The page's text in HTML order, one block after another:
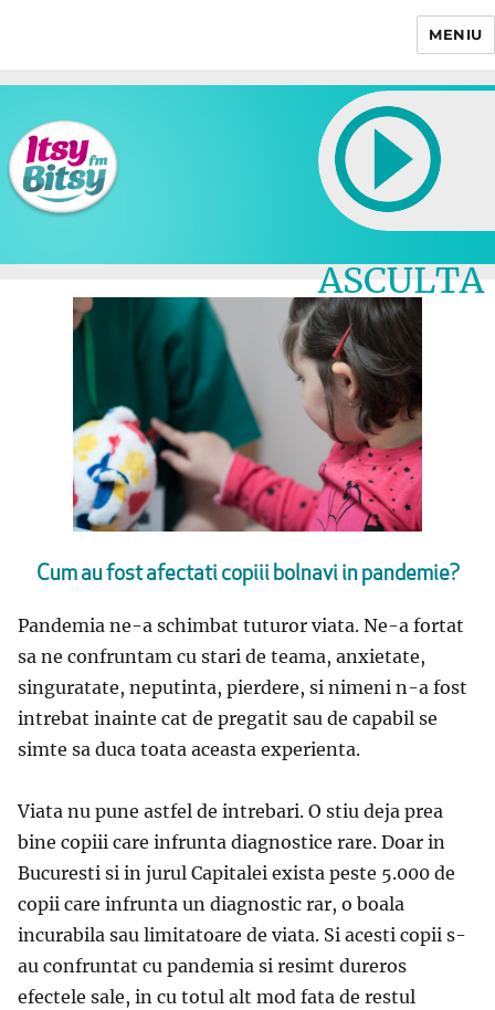
MENIU
ASCULTA
LIVE
Cum au fost afectati copiii bolnavi in pandemie?
Pandemia ne-a schimbat tuturor viata. Ne-a fortat
sa ne confruntam cu stari de teama, anxietate,
singuratate, neputinta, pierdere, si nimeni n-a fost
intrebat inainte cat de pregatit sau de capabil se
simte sa duca toata aceasta experienta.
Viata nu pune astfel de intrebari. O stiu deja prea
bine copiii care infrunta diagnostice rare. Doar in
Bucuresti si in jurul Capitalei exista peste 5.000 de
copii care infrunta un diagnostic rar, o boala
incurabila sau limitatoare de viata. Si acesti copii s-
au confruntat cu pandemia si resimt dureros
efectele sale, in cu totul alt mod fata de restul